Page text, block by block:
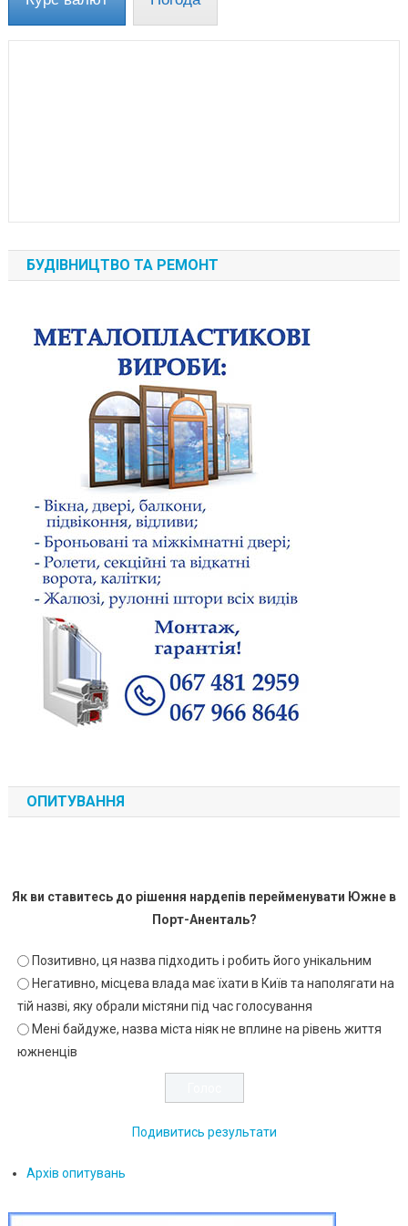
БУДІВНИЦТВО ТА РЕМОНТ
ОПИТУВАННЯ
Як ви ставитесь до рішення нардепів перейменувати Южне в
Порт-Аненталь?
Позитивно, ця назва підходить і робить його унікальним
Негативно, місцева влада має їхати в Київ та наполягати на
тій назві, яку обрали містяни під час голосування
Мені байдуже, назва міста ніяк не вплине на рівень життя
южненців
Подивитись результати
Архів опитувань